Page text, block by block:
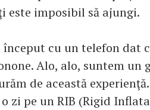
este imposibil să ajungi.
început cu un telefon dat
Alo, alo, suntem
de această
zi pe un RIB (Rigid